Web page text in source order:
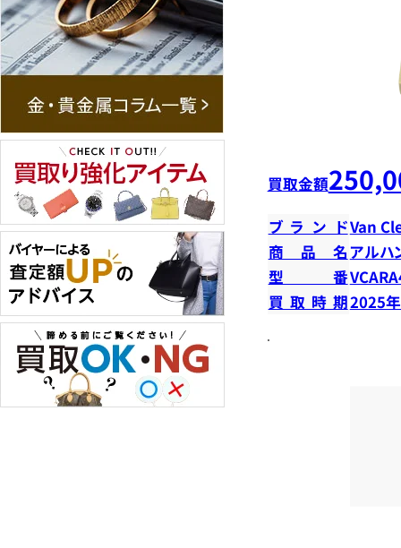
買取金額
ブランドVan
商品名アルハ
型番
買取時期2025